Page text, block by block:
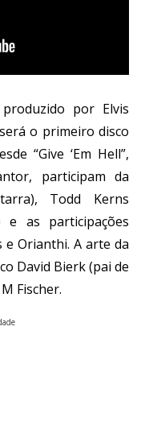
por Elvis
o primeiro disco
“Give ‘Em Hell”,
participam da
Todd Kerns
e as participações
e Orianthi. A arte da
David Bierk (pai de
Fischer.